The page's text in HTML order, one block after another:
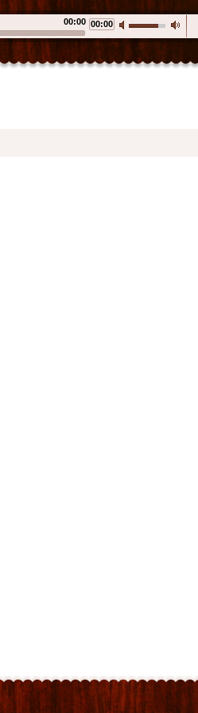
00:00 00:00